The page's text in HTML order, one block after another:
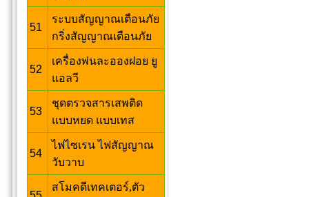
51
ระบบสัญญาณเตือนภัย
กริ่งสัญญาณเตือนภัย
52
เครื่องพ่นละอองฝอย ยู
แอลวี
53
ชุดตรวจสารเสพติด
แบบหยด แบบเทส
54
ไฟไซเรน ไฟสัญญาณ
วับวาบ
สโมคดีเทคเตอร์,ตัว